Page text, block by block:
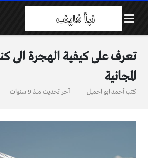
تعرف على كيفية الهجرة الى
المجانية
كتبأحمد ابو اجميل آخر تحديث منذ 9 سنوات